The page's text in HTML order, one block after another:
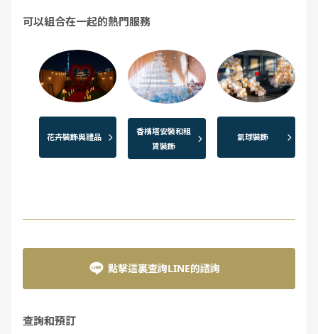
可以組合在一起的熱門服務
花卉裝飾與禮品
香檳塔安裝和租
賃裝飾
氣球裝飾
點擊這裏查詢LINE的諮詢
查詢和預訂